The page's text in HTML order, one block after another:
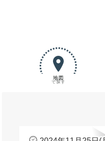
地図
で探す